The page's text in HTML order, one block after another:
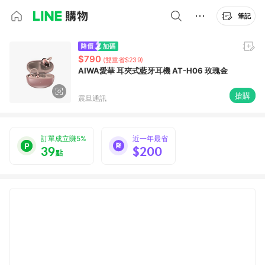
筆記
$790 (雙重省$239)
AIWA愛華 耳夾式藍牙耳機 AT-H06 玫瑰金
震旦通訊 搶購
訂單成立賺5%
39點
近一年最省
$200